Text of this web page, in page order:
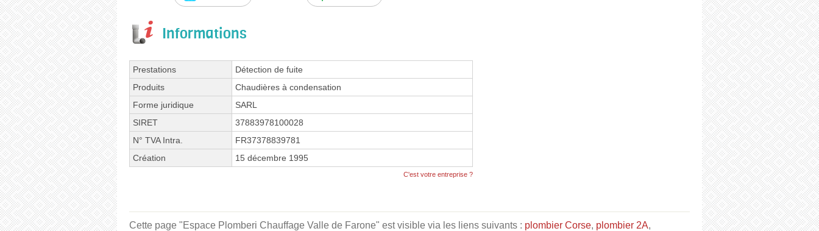
Informations
Prestations
Détection de fuite
Produits
Chaudières à condensation
Forme juridique
SARL
SIRET
37883978100028
N° TVA Intra.
FR37378839781
Création
15 décembre 1995
C'est votre entreprise ?
Cette page "Espace Plomberi Chauffage Valle de Farone" est visible via les liens suivants : plombier Corse, plombier 2A,